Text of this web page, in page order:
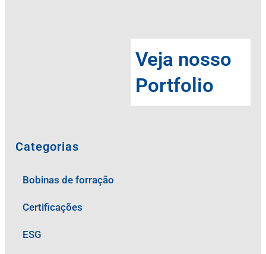
Veja nosso
Portfolio
Categorias
Bobinas de forração
Certificações
ESG